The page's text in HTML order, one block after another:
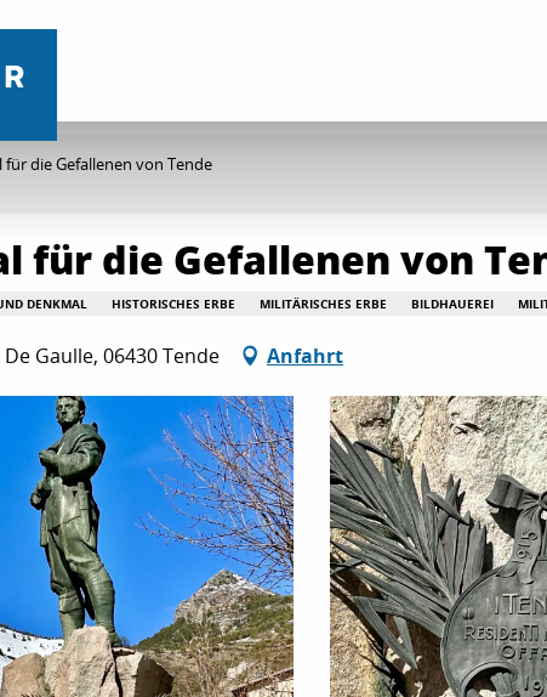
für die Gefallenen von Tende
für die Gefallenen von
DENKMAL HISTORISCHES ERBE MILITÄRISCHES ERBE BILDHAUEREI
Gaulle, 06430 Tende Anfahrt